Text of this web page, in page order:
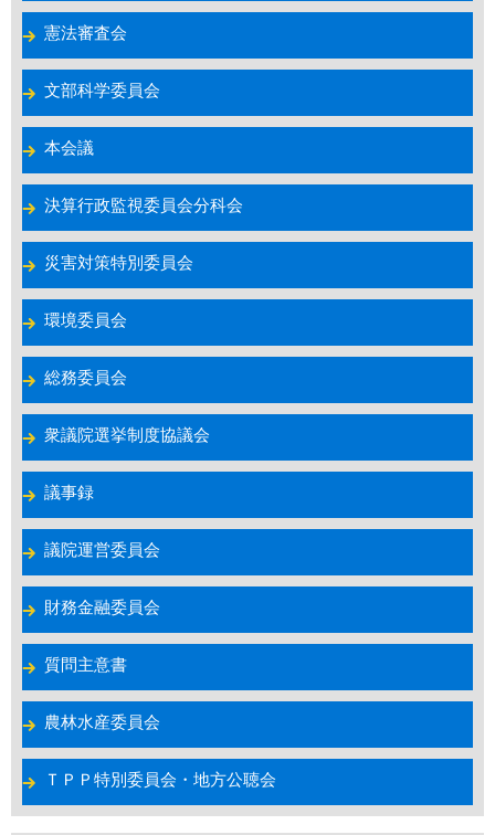
憲法審査会
文部科学委員会
本会議
決算行政監視委員会分科会
災害対策特別委員会
環境委員会
総務委員会
衆議院選挙制度協議会
議事録
議院運営委員会
財務金融委員会
質問主意書
農林水産委員会
ＴＰＰ特別委員会・地方公聴会